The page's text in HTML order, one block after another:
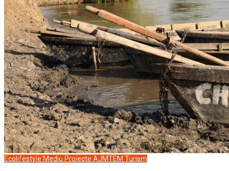
Ecolifestyle Mediu Proiecte AJMTEM Turism